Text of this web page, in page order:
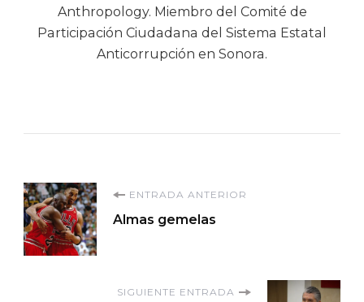
Anthropology. Miembro del Comité de
Participación Ciudadana del Sistema Estatal
Anticorrupción en Sonora.
Navegación
de
entradas
ENTRADA ANTERIOR
Almas gemelas
SIGUIENTE ENTRADA